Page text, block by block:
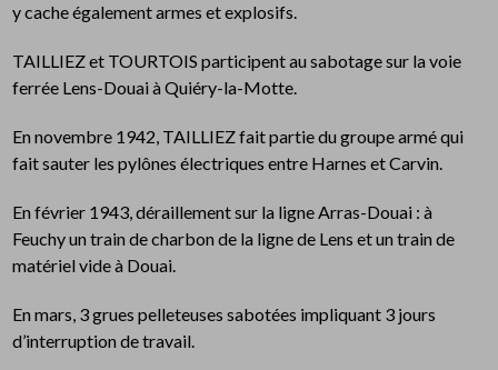
y cache également armes et explosifs.
TAILLIEZ et TOURTOIS participent au sabotage sur la voie
ferrée Lens-Douai à Quiéry-la-Motte.
En novembre 1942, TAILLIEZ fait partie du groupe armé qui
fait sauter les pylônes électriques entre Harnes et Carvin.
En février 1943, déraillement sur la ligne Arras-Douai : à
Feuchy un train de charbon de la ligne de Lens et un train de
matériel vide à Douai.
En mars, 3 grues pelleteuses sabotées impliquant 3 jours
d’interruption de travail.